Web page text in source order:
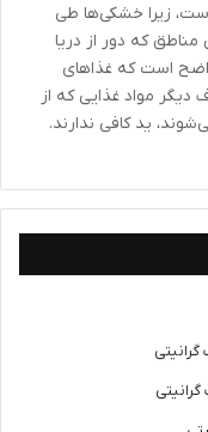
است، زیرا خشکی‌ها طی
که دور از دریا
است که غذاهای
مواد غذایی که از
ید کافی ندارند.